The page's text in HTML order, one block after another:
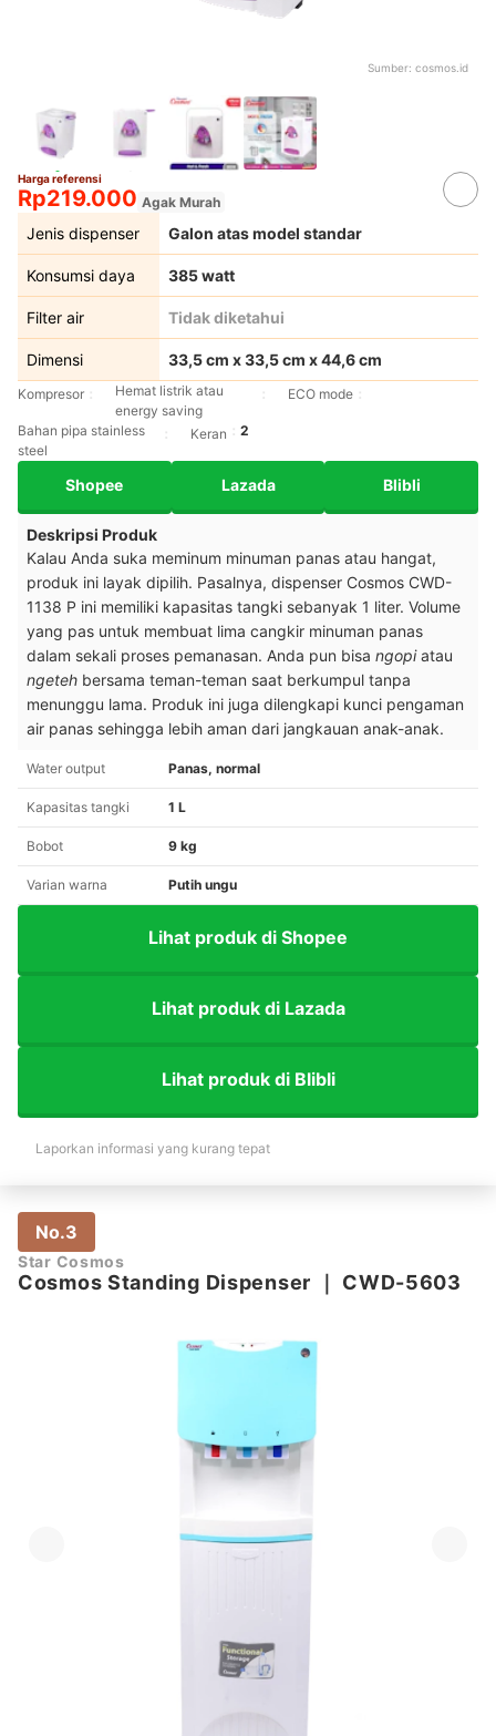
Sumber: cosmos.id
Harga referensi
Rp219.000 Agak Murah
Jenis dispenser Galon atas model standar
Konsumsi daya 385 watt
Filter air Tidak diketahui
Dimensi 33,5 cm x 33,5 cm x 44,6 cm
Kompresor
Hemat listrik atau
energy saving
ECO mode
Bahan pipa stainless
steel
Keran 2
Shopee Lazada Blibli
Deskripsi Produk
Kalau Anda suka meminum minuman panas atau hangat,
produk ini layak dipilih. Pasalnya, dispenser Cosmos CWD-
1138 P ini memiliki kapasitas tangki sebanyak 1 liter. Volume
yang pas untuk membuat lima cangkir minuman panas
dalam sekali proses pemanasan. Anda pun bisa ngopiatau
ngeteh bersama teman-teman saat berkumpul tanpa
menunggu lama. Produk ini juga dilengkapi kunci pengaman
air panas sehingga lebih aman dari jangkauan anak-anak.
Water output Panas, normal
Kapasitas tangki 1 L
Bobot 9 kg
Varian warna Putih ungu
Lihat produk di Shopee
Lihat produk di Lazada
Lihat produk di Blibli
Laporkan informasi yang kurang tepat
No.3
Star Cosmos
Cosmos Standing Dispenser ｜ CWD-5603